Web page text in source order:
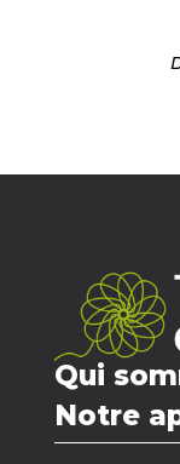
Qui
Notre